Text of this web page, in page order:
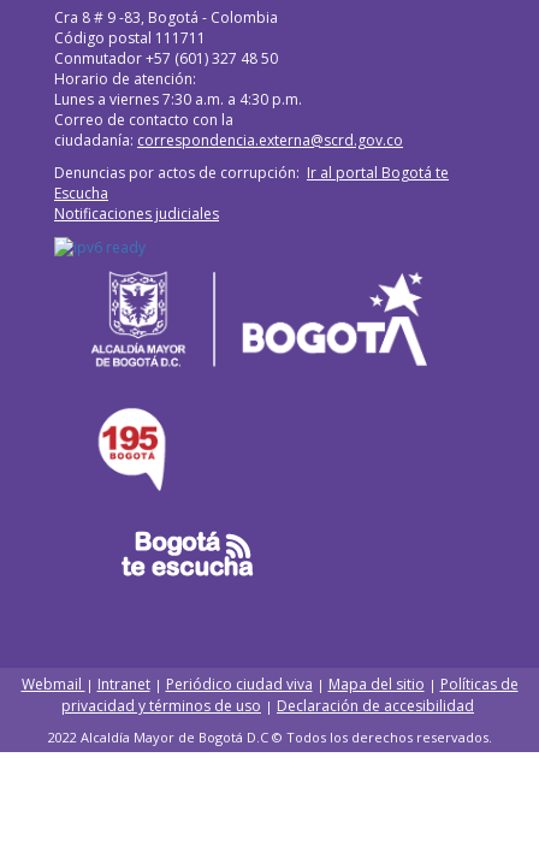
Cra 8 # 9 -83, Bogotá - Colombia
Código postal 111711
Conmutador +57 (601) 327 48 50
Horario de atención:
Lunes a viernes 7:30 a.m. a 4:30 p.m.
Correo de contacto con la
ciudadanía: correspondencia.externa@scrd.gov.co
Denuncias por actos de corrupción: Ir al portal Bogotá te
Escucha
Notificaciones judiciales
Webmail | Intranet| Periódico ciudad viva | Mapa del sitio | Políticas de
privacidad y términos de uso | Declaración de accesibilidad
2022 Alcaldía Mayor de Bogotá D.C © Todos los derechos reservados.